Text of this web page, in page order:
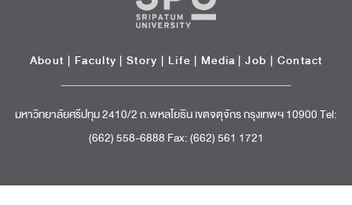
About | Faculty | Story | Life | Media |Job | Contact
มหาวิทยาลัยศรีปทุม 2410/2 ถ.พหลโยธิน เขตจตุจักร กรุงเทพฯ 10900 Tel:
(662) 558-6888 Fax: (662) 561 1721